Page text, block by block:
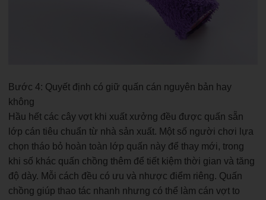
Bước 4: Quyết định có giữ quấn cán nguyên bản hay
không
Hầu hết các cây vợt khi xuất xưởng đều được quấn sẵn
lớp cán tiêu chuẩn từ nhà sản xuất. Một số người chơi lựa
chọn tháo bỏ hoàn toàn lớp quấn này để thay mới, trong
khi số khác quấn chồng thêm để tiết kiệm thời gian và tăng
độ dày. Mỗi cách đều có ưu và nhược điểm riêng. Quấn
chồng giúp thao tác nhanh nhưng có thể làm cán vợt to